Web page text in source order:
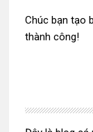
Chúc bạn tạo
thành công!
chính